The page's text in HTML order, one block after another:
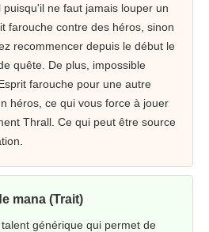
puisqu'il ne faut jamais louper un
farouche contre des héros, sinon
recommencer depuis le début le
quête. De plus, impossible
farouche pour une autre
héros, ce qui vous force à jouer
Thrall. Ce qui peut être source
mana (Trait)
talent générique qui permet de